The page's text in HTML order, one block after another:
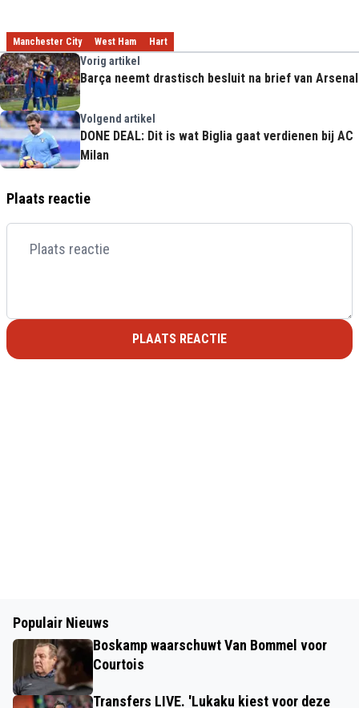
Manchester City West Ham Hart
Vorig artikel
Barça neemt drastisch besluit na brief van Arsenal
Volgend artikel
DONE DEAL: Dit is wat Biglia gaat verdienen bij AC
Milan
Plaats reactie
PLAATS REACTIE
Populair Nieuws
Boskamp waarschuwt Van Bommel voor
Courtois
Transfers LIVE. 'Lukaku kiest voor deze